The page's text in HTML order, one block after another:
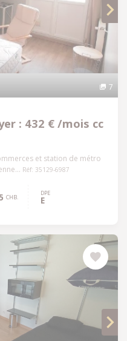
7
: 432 € /mois cc
et station de métro
Réf: 35129-6987
CHB. DPE
E